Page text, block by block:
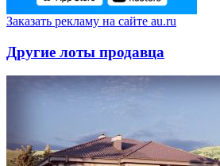
Заказать рекламу на сайте au.ru
Другие лоты продавца